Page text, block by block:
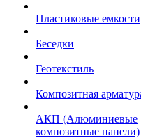
Пластиковые емкости
Беседки
Геотекстиль
Композитная
АКП (Алюминиевые
композитные панели)